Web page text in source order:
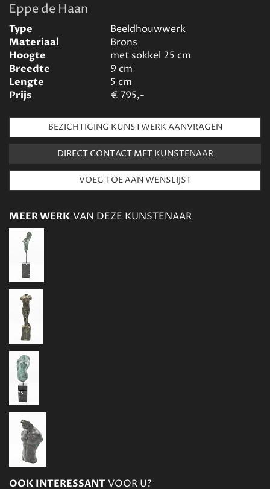
Eppe de Haan
Type
Beeldhouwwerk
Materiaal
Brons
Hoogte
met sokkel 25 cm
Breedte
9 cm
Lengte
5 cm
Prijs
€ 795,-
BEZICHTIGING KUNSTWERK AANVRAGEN
DIRECT CONTACT MET KUNSTENAAR
MEER WERK VAN DEZE KUNSTENAAR
OOK INTERESSANTVOOR U?